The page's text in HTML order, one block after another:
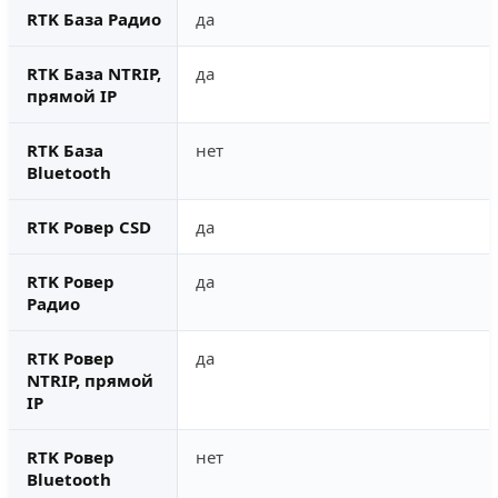
RTK База Радио да
RTK База NTRIP,
прямой IP
да
RTK База
Bluetooth
нет
RTK Ровер CSD да
RTK Ровер
Радио
да
RTK Ровер
NTRIP, прямой
IP
да
RTK Ровер
Bluetooth
нет